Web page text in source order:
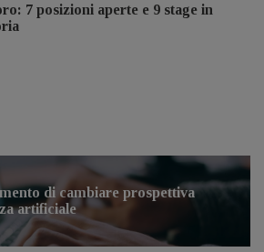
7 posizioni aperte e 9 stage in
di cambiare prospettiva
artificiale